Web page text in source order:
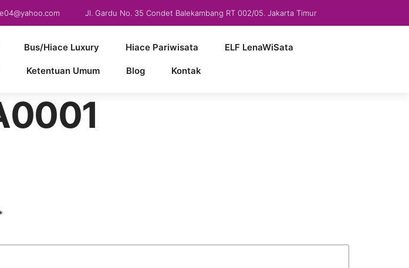
Jl. Gardu No. 35 Condet Balekambang RT 002/05. Jakarta Timur
Bus/Hiace Luxury Hiace Pariwisata ELF LenaWiSata
Ketentuan Umum Blog Kontak